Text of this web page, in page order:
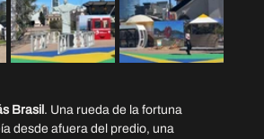
Brasil . Una rueda de la fortuna
desde afuera del predio, una